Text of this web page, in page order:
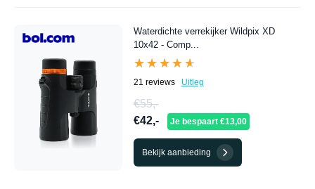
Waterdichte verrekijker Wildpix XD
10x42 - Comp...
★★★★★
★★★★★
21 reviews Uitleg
€55,-
€42,-
Je bespaart €13,00
Bekijk aanbieding